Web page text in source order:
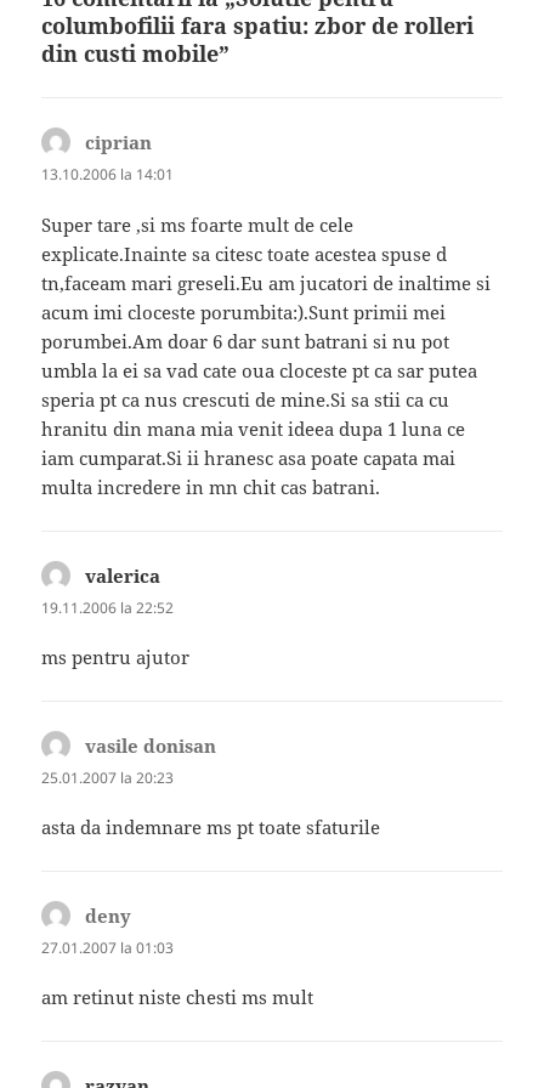
columbofilii fara spatiu: zbor de rolleri
din custi mobile”
ciprian
13.10.2006 la 14:01
Super tare ,si ms foarte mult de cele
explicate.Inainte sa citesc toate acestea spuse d
tn,faceam mari greseli.Eu am jucatori de inaltime si
acum imi cloceste porumbita:).Sunt primii mei
porumbei.Am doar 6 dar sunt batrani si nu pot
umbla la ei sa vad cate oua cloceste pt ca sar putea
speria pt ca nus crescuti de mine.Si sa stii ca cu
hranitu din mana mia venit ideea dupa 1 luna ce
iam cumparat.Si ii hranesc asa poate capata mai
multa incredere in mn chit cas batrani.
valerica
19.11.2006 la 22:52
ms pentru ajutor
vasile donisan
25.01.2007 la 20:23
asta da indemnare ms pt toate sfaturile
deny
27.01.2007 la 01:03
am retinut niste chesti ms mult